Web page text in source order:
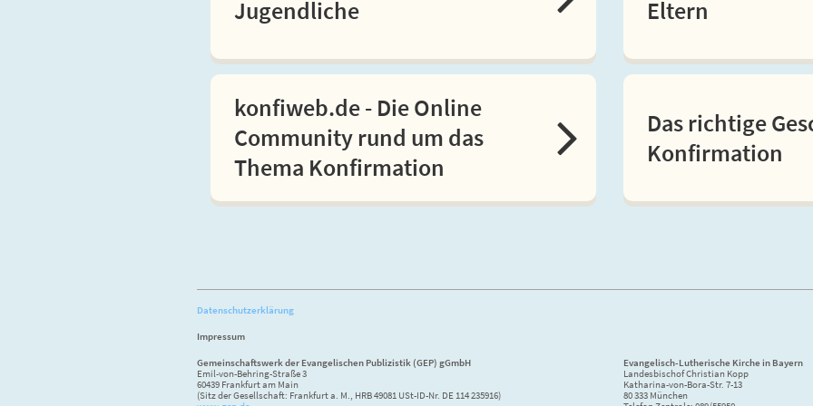
Jugendliche
Eltern
konfiweb.de - Die Online
Community rund um das
Thema Konfirmation
Das richtige
Konfirmation
Datenschutzerklärung
Impressum
Gemeinschaftswerk der Evangelischen Publizistik (GEP) gGmbH
Emil-von-Behring-Straße 3
60439 Frankfurt am Main
(Sitz der Gesellschaft: Frankfurt a. M., HRB 49081 USt-ID-Nr. DE 114 235916)
Evangelisch-Lutherische Kirche in Bayern
Landesbischof Christian Kopp
Katharina-von-Bora-Str. 7-13
80 333 München